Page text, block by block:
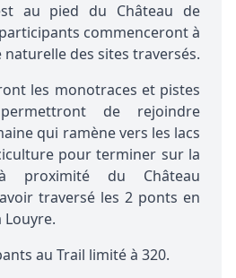
au pied du Château de
commenceront à
des sites traversés.
les monotraces et pistes
de rejoindre
qui ramène vers les lacs
pour terminer sur la
proximité du Château
traversé les 2 ponts en
Louyre.
au Trail limité à 320.